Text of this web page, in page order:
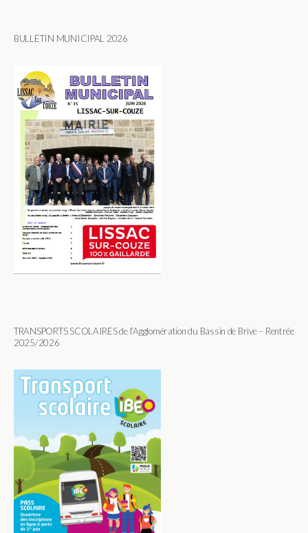
BULLETIN MUNICIPAL 2026
TRANSPORTS SCOLAIRES de l’Agglomération du Bassin de Brive – Rentrée
2025/2026